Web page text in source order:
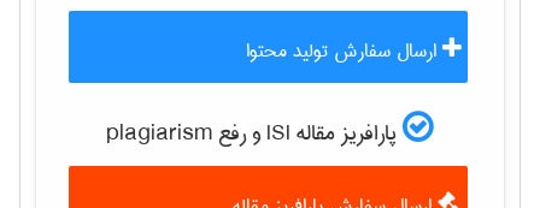
ارسال سفارش تولید محتوا
پارافریز مقاله ISI و رفع plagiarism